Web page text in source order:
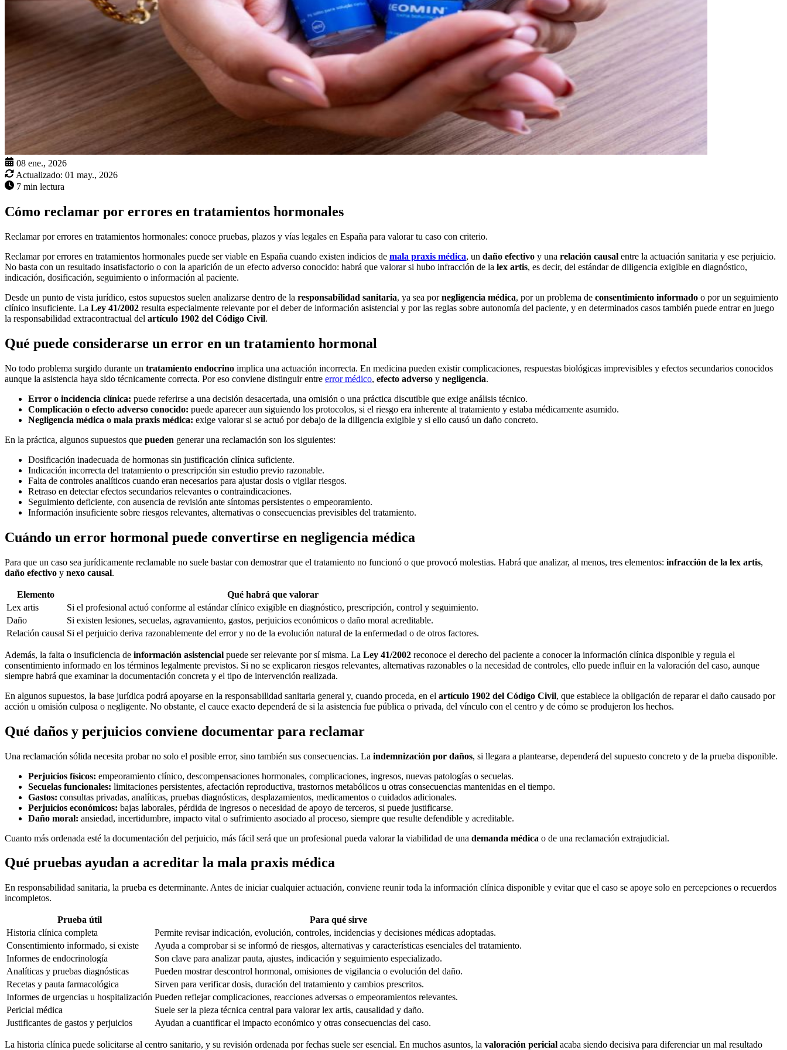
08 ene., 2026
Actualizado: 01 may., 2026
7 min lectura
Cómo reclamar por errores en tratamientos hormonales
Reclamar por errores en tratamientos hormonales: conoce pruebas, plazos y vías legales en España para valorar tu caso con criterio.
Reclamar por errores en tratamientos hormonales puede ser viable en España cuando existen indicios de mala praxis médica, un daño efectivo y una relación causal entre la actuación sanitaria y ese perjuicio.
No basta con un resultado insatisfactorio o con la aparición de un efecto adverso conocido: habrá que valorar si hubo infracción de la lex artis, es decir, del estándar de diligencia exigible en diagnóstico,
indicación, dosificación, seguimiento o información al paciente.
Desde un punto de vista jurídico, estos supuestos suelen analizarse dentro de la responsabilidad sanitaria, ya sea pornegligencia médica, por un problema de consentimiento informado o por un seguimiento
clínico insuficiente. La Ley 41/2002 resulta especialmente relevante por el deber de información asistencial y por las reglas sobre autonomía del paciente, y en determinados casos también puede entrar en juego
la responsabilidad extracontractual del artículo 1902 del Código Civil.
Qué puede considerarse un error en un tratamiento hormonal
No todo problema surgido durante un tratamiento endocrino implica una actuación incorrecta. En medicina pueden existir complicaciones, respuestas biológicas imprevisibles y efectos secundarios conocidos
aunque la asistencia haya sido técnicamente correcta. Por eso conviene distinguir entre error médico, efecto adverso y negligencia.
Error o incidencia clínica: puede referirse a una decisión desacertada, una omisión o una práctica discutible que exige análisis técnico.
Complicación o efecto adverso conocido: puede aparecer aun siguiendo los protocolos, si el riesgo era inherente al tratamiento y estaba médicamente asumido.
Negligencia médica o mala praxis médica: exige valorar si se actuó por debajo de la diligencia exigible y si ello causó un daño concreto.
En la práctica, algunos supuestos que pueden generar una reclamación son los siguientes:
Dosificación inadecuada de hormonas sin justificación clínica suficiente.
Indicación incorrecta del tratamiento o prescripción sin estudio previo razonable.
Falta de controles analíticos cuando eran necesarios para ajustar dosis o vigilar riesgos.
Retraso en detectar efectos secundarios relevantes o contraindicaciones.
Seguimiento deficiente, con ausencia de revisión ante síntomas persistentes o empeoramiento.
Información insuficiente sobre riesgos relevantes, alternativas o consecuencias previsibles del tratamiento.
Cuándo un error hormonal puede convertirse en negligencia médica
Para que un caso sea jurídicamente reclamable no suele bastar con demostrar que el tratamiento no funcionó o que provocó molestias. Habrá que analizar, al menos, tres elementos: infracción de la lex artis,
daño efectivo y nexo causal.
Elemento
Qué habrá que valorar
Lex artis
Si el profesional actuó conforme al estándar clínico exigible en diagnóstico, prescripción, control y seguimiento.
Daño
Si existen lesiones, secuelas, agravamiento, gastos, perjuicios económicos o daño moral acreditable.
Relación causal Si el perjuicio deriva razonablemente del error y no de la evolución natural de la enfermedad o de otros factores.
Además, la falta o insuficiencia de información asistencial puede ser relevante por sí misma. La Ley 41/2002 reconoce el derecho del paciente a conocer la información clínica disponible y regula el
consentimiento informado en los términos legalmente previstos. Si no se explicaron riesgos relevantes, alternativas razonables o la necesidad de controles, ello puede influir en la valoración del caso, aunque
siempre habrá que examinar la documentación concreta y el tipo de intervención realizada.
En algunos supuestos, la base jurídica podrá apoyarse en la responsabilidad sanitaria general y, cuando proceda, en el artículo 1902 del Código Civil, que establece la obligación de reparar el daño causado por
acción u omisión culposa o negligente. No obstante, el cauce exacto dependerá de si la asistencia fue pública o privada, del vínculo con el centro y de cómo se produjeron los hechos.
Qué daños y perjuicios conviene documentar para reclamar
Una reclamación sólida necesita probar no solo el posible error, sino también sus consecuencias. La indemnización por daños, si llegara a plantearse, dependerá del supuesto concreto y de la prueba disponible.
Perjuicios físicos: empeoramiento clínico, descompensaciones hormonales, complicaciones, ingresos, nuevas patologías o secuelas.
Secuelas funcionales: limitaciones persistentes, afectación reproductiva, trastornos metabólicos u otras consecuencias mantenidas en el tiempo.
Gastos: consultas privadas, analíticas, pruebas diagnósticas, desplazamientos, medicamentos o cuidados adicionales.
Perjuicios económicos: bajas laborales, pérdida de ingresos o necesidad de apoyo de terceros, si puede justificarse.
Daño moral: ansiedad, incertidumbre, impacto vital o sufrimiento asociado al proceso, siempre que resulte defendible y acreditable.
Cuanto más ordenada esté la documentación del perjuicio, más fácil será que un profesional pueda valorar la viabilidad de una demanda médica o de una reclamación extrajudicial.
Qué pruebas ayudan a acreditar la mala praxis médica
En responsabilidad sanitaria, la prueba es determinante. Antes de iniciar cualquier actuación, conviene reunir toda la información clínica disponible y evitar que el caso se apoye solo en percepciones o recuerdos
incompletos.
Prueba útil
Para qué sirve
Historia clínica completa
Permite revisar indicación, evolución, controles, incidencias y decisiones médicas adoptadas.
Consentimiento informado, si existe
Ayuda a comprobar si se informó de riesgos, alternativas y características esenciales del tratamiento.
Informes de endocrinología
Son clave para analizar pauta, ajustes, indicación y seguimiento especializado.
Analíticas y pruebas diagnósticas
Pueden mostrar descontrol hormonal, omisiones de vigilancia o evolución del daño.
Recetas y pauta farmacológica
Sirven para verificar dosis, duración del tratamiento y cambios prescritos.
Informes de urgencias u hospitalización Pueden reflejar complicaciones, reacciones adversas o empeoramientos relevantes.
Pericial médica
Suele ser la pieza técnica central para valorar lex artis, causalidad y daño.
Justificantes de gastos y perjuicios
Ayudan a cuantificar el impacto económico y otras consecuencias del caso.
La historia clínica puede solicitarse al centro sanitario, y su revisión ordenada por fechas suele ser esencial. En muchos asuntos, la valoración pericial acaba siendo decisiva para diferenciar un mal resultado